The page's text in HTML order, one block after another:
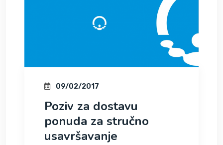
09/02/2017
Poziv za dostavu
ponuda za stručno
usavršavanje